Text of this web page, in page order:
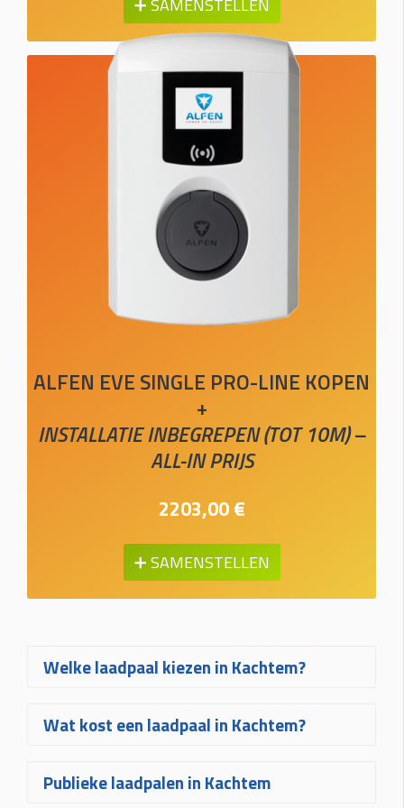
➕ SAMENSTELLEN
ALFEN EVE SINGLE PRO-LINE KOPEN
+
INSTALLATIE INBEGREPEN (TOT 10M) –
ALL-IN PRIJS
2203,00 €
➕ SAMENSTELLEN
Welke laadpaal kiezen in Kachtem?
Welke laadpaal in Kachtem het best bij
u past, hangt af van uw wagen, uw
laadt. Voor de meeste woningen zijn
Wat kost een laadpaal in Kachtem?
De prijs van een laadpaal in Kachtem
hangt af van het gekozen toestel, het
Publieke laadpalen in Kachtem